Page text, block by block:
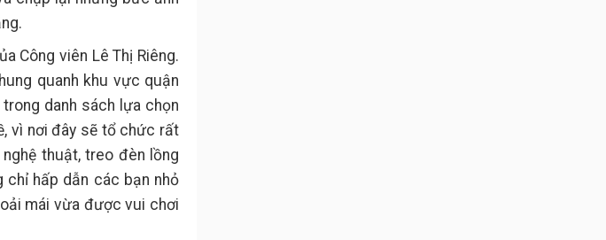
Công viên Lê Thị Riêng.
quanh khu vực quận
danh sách lựa chọn
vì nơi đây sẽ tổ chức rất
thuật, treo đèn lồng
chỉ hấp dẫn các bạn nhỏ
mái vừa được vui chơi